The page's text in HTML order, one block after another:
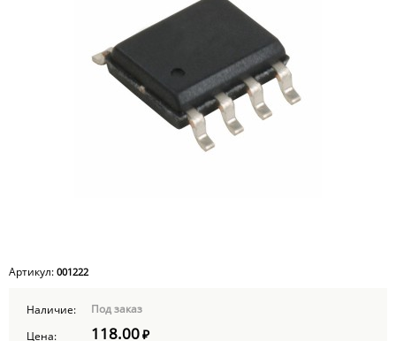
Артикул: 001222
Наличие:
Под заказ
Цена:
118.00₽